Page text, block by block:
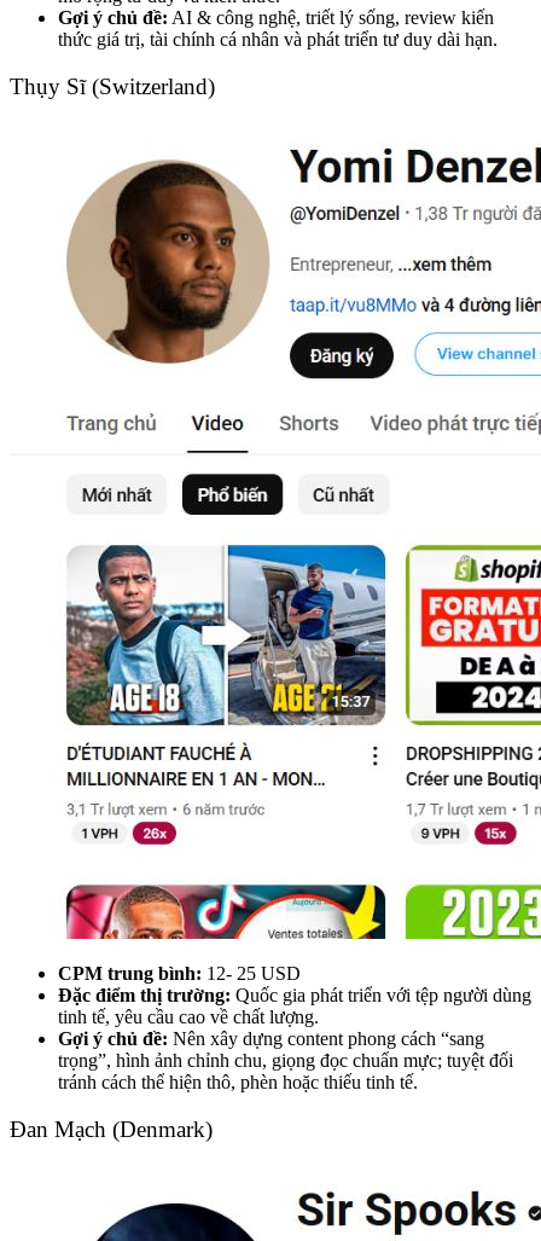
Gợi ý chủ đề: AI & công nghệ, triết lý sống, review kiến
thức giá trị, tài chính cá nhân và phát triển tư duy dài hạn.
Thụy Sĩ (Switzerland)
CPM trung bình: 12- 25 USD
Đặc điểm thị trường: Quốc gia phát triển với tệp người dùng
tinh tế, yêu cầu cao về chất lượng.
Gợi ý chủ đề: Nên xây dựng content phong cách “sang
trọng”, hình ảnh chỉnh chu, giọng đọc chuẩn mực; tuyệt đối
tránh cách thể hiện thô, phèn hoặc thiếu tinh tế.
Đan Mạch (Denmark)